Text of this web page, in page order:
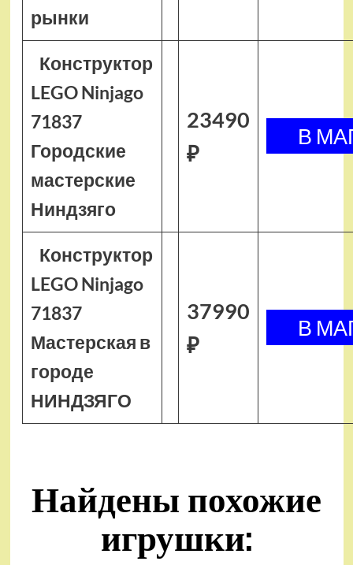
рынки
Конструктор
LEGO Ninjago
71837
Городские
мастерские
Ниндзяго
23490
₽
Конструктор
LEGO Ninjago
71837
Мастерская в
городе
НИНДЗЯГО
37990
₽
Найдены похожие
игрушки: